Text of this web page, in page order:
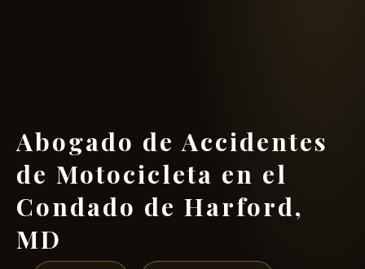
Abogado de Accidentes
de Motocicleta en el
Condado de Harford,
MD